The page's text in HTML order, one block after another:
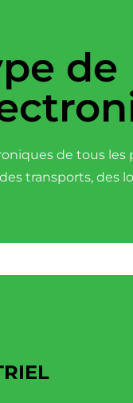
de
de tous les
transports, des